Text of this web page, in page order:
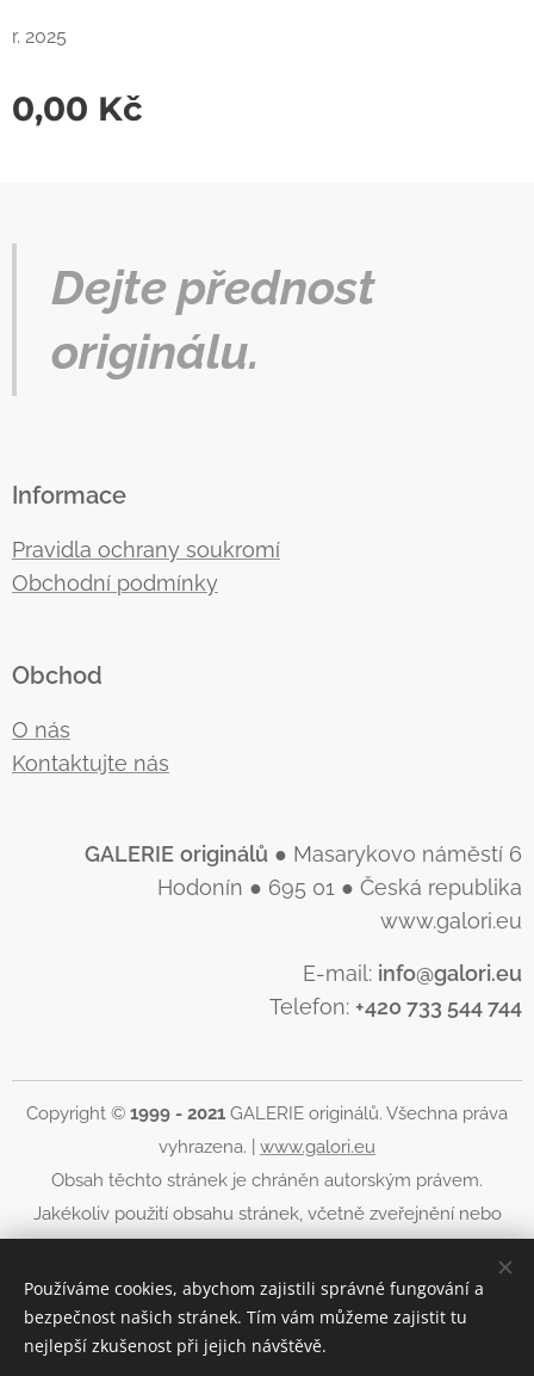
r. 2025
0,00 Kč
Dejte přednost
originálu.
Informace
Pravidla ochrany soukromí
Obchodní podmínky
Obchod
O nás
Kontaktujte nás
GALERIE originálů ● Masarykovo náměstí 6
Hodonín ● 695 01 ● Česká republika
www.galori.eu
E-mail: info@galori.eu
Telefon: +420 733 544 744
Copyright © 1999 - 2021 GALERIE originálů. Všechna práva
vyhrazena. | www.galori.eu
Obsah těchto stránek je chráněn autorským právem.
Jakékoliv použití obsahu stránek, včetně zveřejnění nebo
GALERIE originálů zakázáno.
Cookies
Používáme cookies, abychom zajistili správné fungování a
bezpečnost našich stránek. Tím vám můžeme zajistit tu
nejlepší zkušenost při jejich návštěvě.